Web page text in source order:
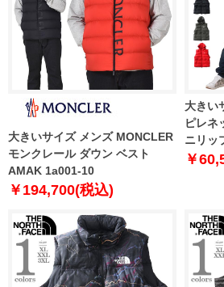
大きいサイズ メンズ MONCLER
モンクレール ダウン ベスト
AMAK 1a001-10
￥194,700(税込)
大きい
ピレネ
ニリッ
￥